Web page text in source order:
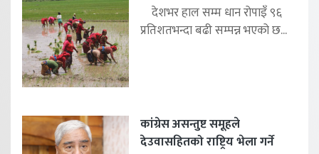
देशभर हाल सम्म धान रोपाइँ ९६
प्रतिशतभन्दा बढी सम्पन्न भएको छ...
कांग्रेस असन्तुष्ट समूहले
देउवासहितको राष्ट्रिय भेला गर्ने